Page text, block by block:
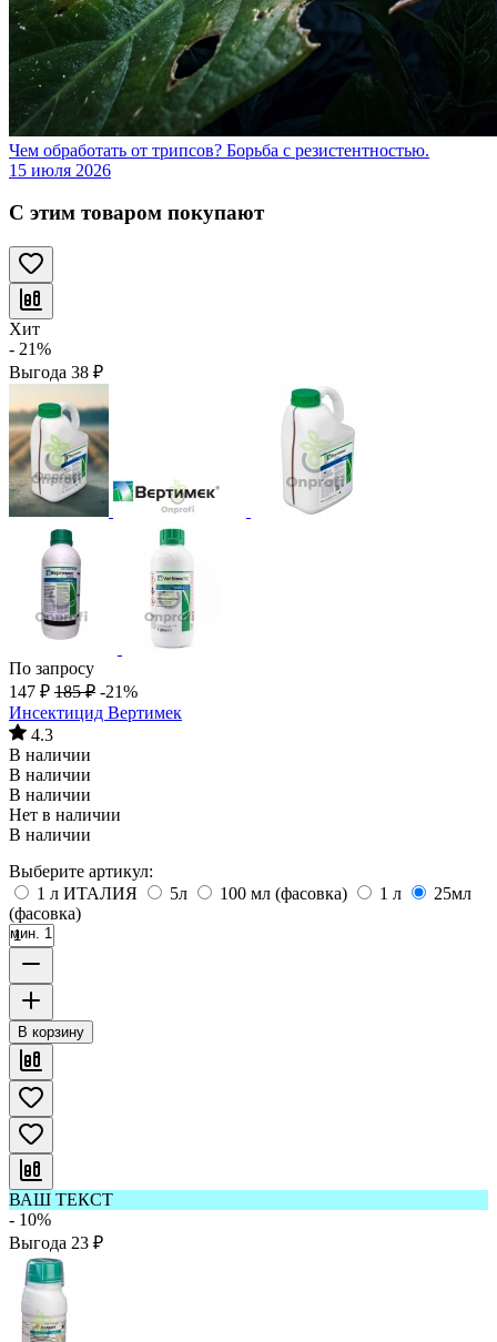
Чем обработать от трипсов? Борьба с резистентностью.
15 июля 2026
С этим товаром покупают
Хит
- 21%
Выгода 38 ₽
По запросу
147 ₽ 185 ₽ -21%
Инсектицид Вертимек
4.3
В наличии
В наличии
В наличии
Нет в наличии
В наличии
Выберите артикул:
1 л ИТАЛИЯ
5л 100 мл (фасовка) 1 л
25мл
(фасовка)
мин. 1
В корзину
ВАШ ТЕКСТ
- 10%
Выгода 23 ₽